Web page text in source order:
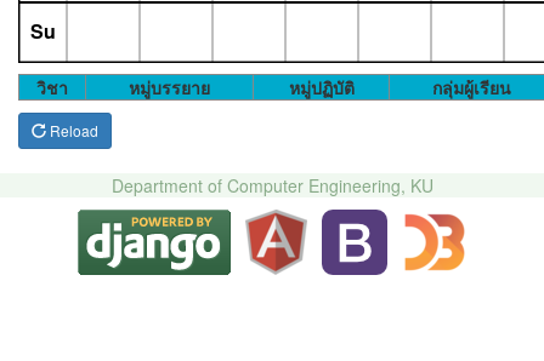
Su
วิชา หมู่บรรยาย หมู่ปฏิบัติ กลุ่มผู้เรียน
Reload
Department of Computer Engineering, KU